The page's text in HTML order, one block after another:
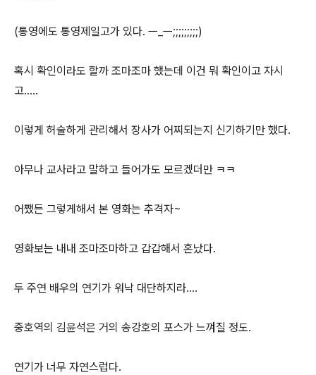
(통영에도 통영제일고가 있다. ㅡ_ㅡ;;;;;;;;;)
혹시 확인이라도 할까 조마조마 했는데 이건 뭐 확인이고 자시
고.....
이렇게 허술하게 관리해서 장사가 어찌되는지 신기하기만 했다.
아무나 교사라고 말하고 들어가도 모르겠더만 ㅋㅋ
어쨌든 그렇게해서 본 영화는 추격자~
영화보는 내내 조마조마하고 갑갑해서 혼났다.
두 주연 배우의 연기가 워낙 대단하지라....
중호역의 김윤석은 거의 송강호의 포스가 느껴질 정도.
연기가 너무 자연스럽다.